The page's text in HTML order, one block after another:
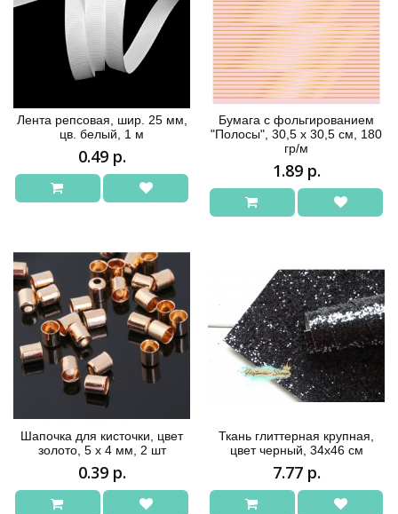
Лента репсовая, шир. 25 мм,
цв. белый, 1 м
0.49 р.
Бумага с фольгированием
"Полосы", 30,5 х 30,5 см, 180
гр/м
1.89 р.
Шапочка для кисточки, цвет
золото, 5 х 4 мм, 2 шт
0.39 р.
Ткань глиттерная крупная,
цвет черный, 34х46 см
7.77 р.